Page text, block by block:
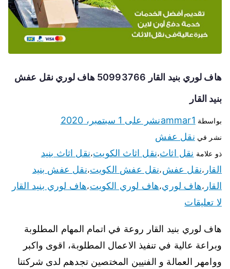
هاف لوري بنيد القار 50993766 هاف لوري نقل عفش
بنيد القار
بواسطة ammar1نشر على 1 سبتمبر، 2020
نشر في نقل عفش
ذو علامة نقل اثاث،نقل اثاث الكويت،نقل اثاث بنيد
القار ،نقل عفش،نقل عفش الكويت،نقل عفش بنيد
القار ،هاف لوري،هاف لوري الكويت،هاف لوري بنيد القار
لا تعليقات
هاف لوري بنيد القار روعة في اتمام المهام المطلوبة
وبراعة عالية في تنفيذ الاعمال المطلوبة، اقوى واكبر
ووامهر العمالة و الفنيين المختصين تجدهم لدى شركتنا